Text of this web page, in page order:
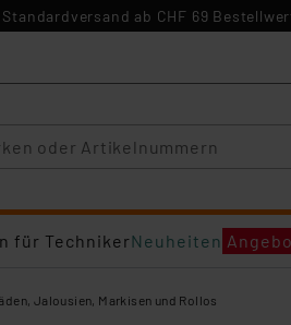
ab CHF 69
für TechnikerNeuheiten
Jalousien, Markisen und Rollos